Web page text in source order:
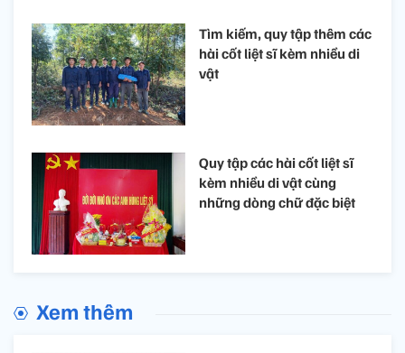
Tìm kiếm, quy tập thêm các
hài cốt liệt sĩ kèm nhiều di
vật
Quy tập các hài cốt liệt sĩ
kèm nhiều di vật cùng
những dòng chữ đặc biệt ​
Xem thêm